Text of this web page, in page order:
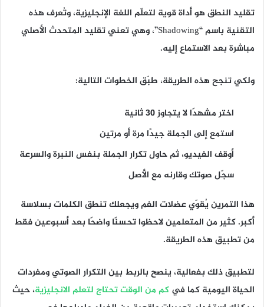
تقليد النطق هو أداة قوية لتعلّم اللغة الإنجليزية، وتُعرف هذه
التقنية باسم “Shadowing”، وهي تعني تقليد المتحدث الأصلي
مباشرة بعد الاستماع إليه.
ولكي تنجح هذه الطريقة، طبّق الخطوات التالية:
اختر مشهدًا لا يتجاوز 30 ثانية
استمع إلى الجملة جيدًا مرة أو مرتين
أوقف الفيديو، ثم حاول تكرار الجملة بنفس النبرة والسرعة
سجّل صوتك وقارنه مع الأصل
هذا التمرين يُقوّي عضلات الفم ويجعلك تنطق الكلمات بسلاسة
أكبر. كثير من المتعلمين لاحظوا تحسنًا واضحًا بعد أسبوعين فقط
من تطبيق هذه الطريقة.
لتطبيق ذلك بفعالية، ينصح بالربط بين التكرار الصوتي ومفردات
الحياة اليومية كما في كم من الوقت تحتاج لتعلم الانجليزية، حيث